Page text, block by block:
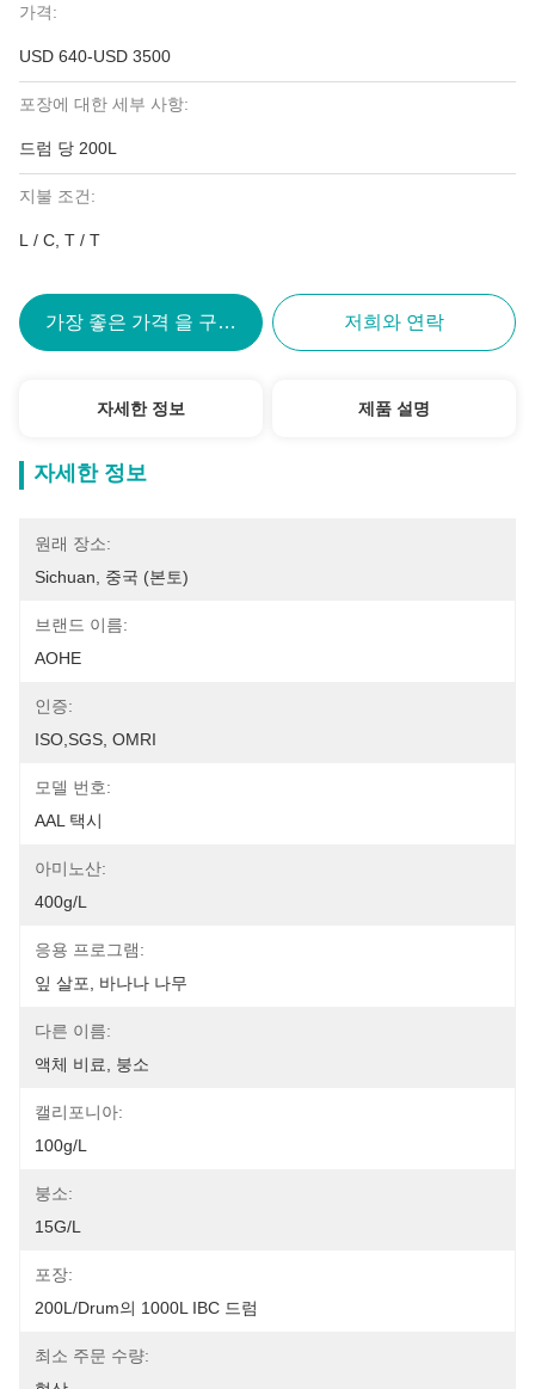
가격:
USD 640-USD 3500
포장에 대한 세부 사항:
드럼 당 200L
지불 조건:
L / C, T / T
가장 좋은 가격 을 구하라 저희와 연락
자세한 정보 제품 설명
자세한 정보
원래 장소:
Sichuan, 중국 (본토)
브랜드 이름:
AOHE
인증:
ISO,SGS, OMRI
모델 번호:
AAL 택시
아미노산:
400g/L
응용 프로그램:
잎 살포, 바나나 나무
다른 이름:
액체 비료, 붕소
캘리포니아:
100g/L
붕소:
15G/L
포장:
200L/drum의 1000L IBC 드럼
최소 주문 수량: